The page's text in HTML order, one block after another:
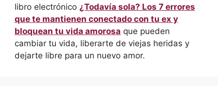
libro electrónico ¿Todavía sola? Los 7 errores
que te mantienen conectado con tu ex y
bloquean tu vida amorosa que pueden
cambiar tu vida, liberarte de viejas heridas y
dejarte libre para un nuevo amor.